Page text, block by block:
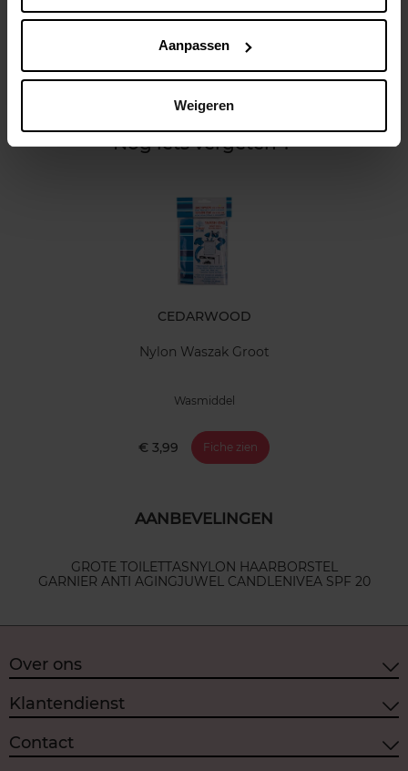
Aanpassen
Weigeren
Kenmerken
Nog iets vergeten ?
CEDARWOOD
Nylon Waszak Groot
Wasmiddel
€ 3,99 Fiche zien
AANBEVELINGEN
GROTE TOILETTASNYLON HAARBORSTEL
GARNIER ANTI AGINGJUWEL CANDLENIVEA SPF 20
Over ons
Klantendienst
Contact